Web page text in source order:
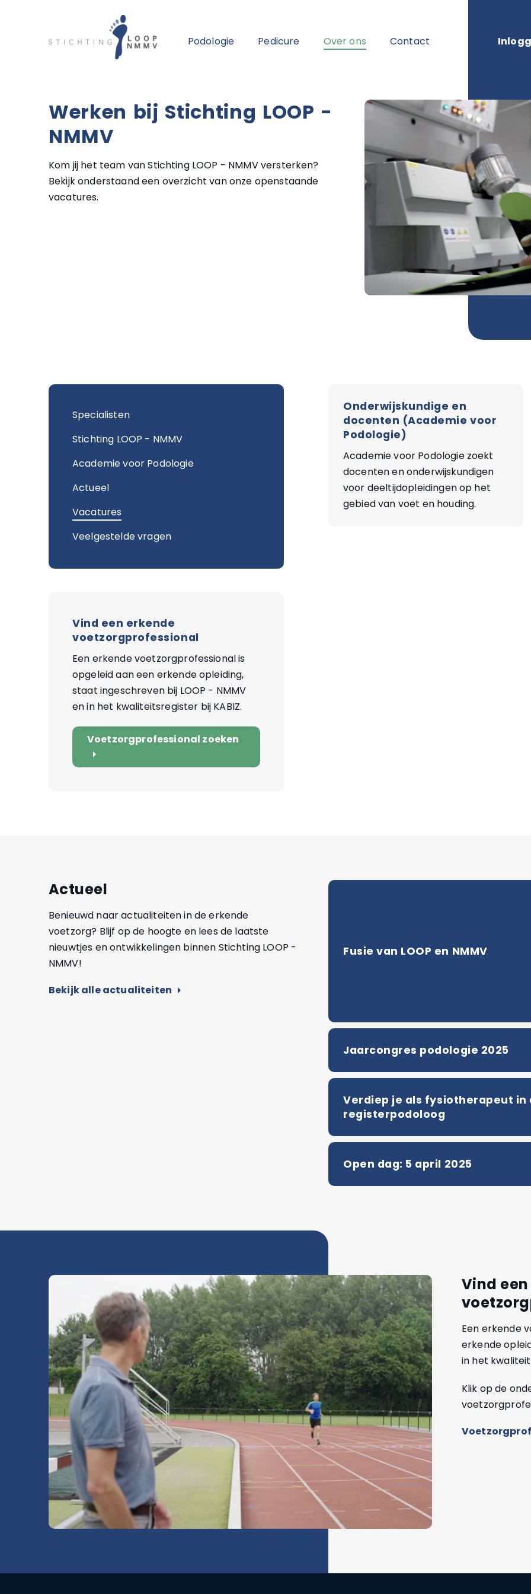
Podologie Pedicure Over ons Contact
Werken bij Stichting LOOP -
NMMV
Kom jij het team van Stichting LOOP - NMMV versterken?
Bekijk onderstaand een overzicht van onze openstaande
vacatures.
Specialisten
Stichting LOOP - NMMV
Academie voor Podologie
Actueel
Vacatures
Veelgestelde vragen
Vind een erkende
voetzorgprofessional
Een erkende voetzorgprofessional is
opgeleid aan een erkende opleiding,
staat ingeschreven bij LOOP - NMMV
en in het kwaliteitsregister bij KABIZ.
Voetzorgprofessional zoeken
arrow_right
Onderwijskundige en
docenten (Academie voor
Podologie)
Academie voor Podologie zoekt
docenten en onderwijskundigen
voor deeltijdopleidingen op het
gebied van voet en houding.
Actueel
Benieuwd naar actualiteiten in de erkende
voetzorg? Blijf op de hoogte en lees de laatste
nieuwtjes en ontwikkelingen binnen Stichting LOOP -
NMMV!
Bekijk alle actualiteiten arrow_right
Fusie van LOOP en NMMV
Jaarcongres podologie 2025
Verdiep je als fysiotherapeut in
registerpodoloog
Open dag: 5 april 2025
Vind
Een erkende
erkende
in het
Klik op de